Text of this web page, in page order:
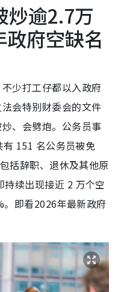
炒逾2.7万
府空缺名
少打工仔都以入政府
会特别财委会的文件
、会劈炮。公务员事
151 名公务员被免
括辞职、退休及其他原
续出现接近 2 万个空
即看2026年最新政府